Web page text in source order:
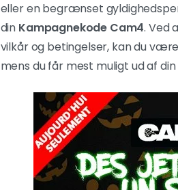
eller en begrænset
din Kampagnekode Cam4. Ved
vilkår og betingelser, kan du
mens du får mest muligt ud af